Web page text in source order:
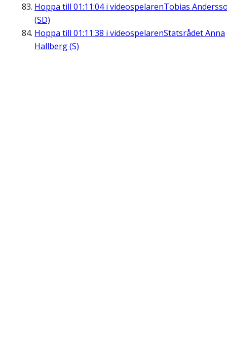
Hoppa till 01:11:04i videospelarenTobias
(SD)
Hoppa till 01:11:38 i videospelarenStatsrådet Anna
Hallberg (S)